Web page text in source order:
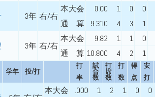
3年 右/右
本大会 0.00 1 0 0
通 算 9.310 4 3 1
3年 右/右
本大会 9.82 1 1 0
通 算 10.800 4 2 1
学年 投/打
打
率
試
合
数
打
席
数
打
数
得
点
安
打
本大会 .000 1 2 1 0 0